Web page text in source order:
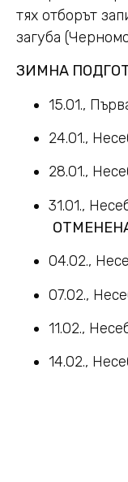
тях отборът
загуба
ЗИМНА
15.01.,
24.01.,
28.01.,
31.01.,
04.02.,
07.02.,
11.02.,
14.02.,